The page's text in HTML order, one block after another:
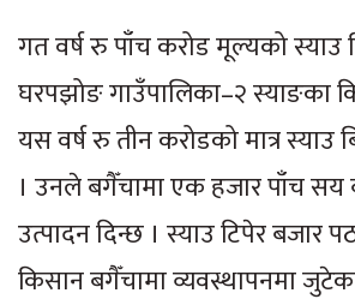
गत वर्ष रु पाँच करोड मूल्यको स्याउ
घरपझोङ गाउँपालिका–२ स्याङका
यस वर्ष रु तीन करोडको मात्र स्याउ
। उनले बगैँचामा एक हजार पाँच सय
उत्पादन दिन्छ । स्याउ टिपेर बजार
किसान बगैँचामा व्यवस्थापनमा